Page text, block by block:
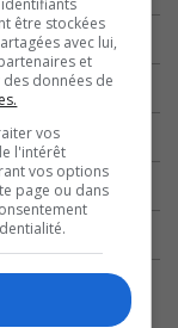
être stockées
avec lui,
et
données de
vos
l'intérêt
vos options
page ou dans